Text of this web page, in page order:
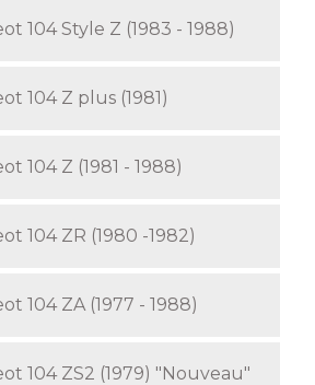
104 Style Z (1983 - 1988)
104 Z plus (1981)
104 Z (1981 - 1988)
104 ZR (1980 -1982)
104 ZA (1977 - 1988)
104 ZS2 (1979) "Nouveau"